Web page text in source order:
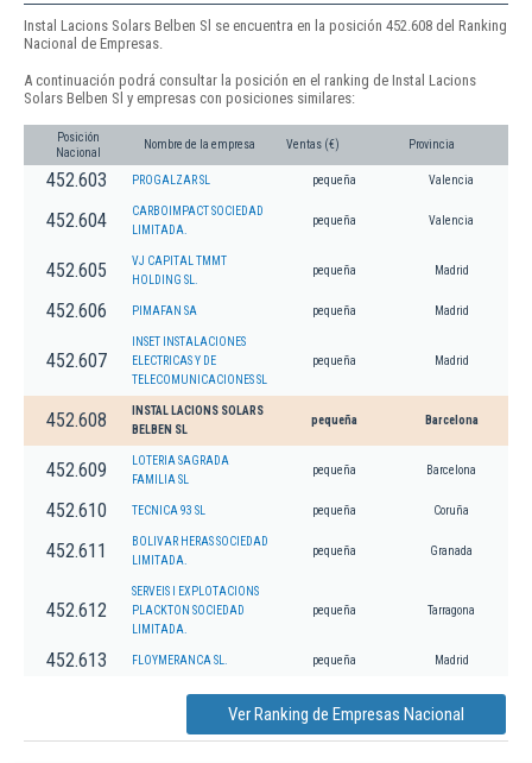
Instal Lacions Solars Belben Sl se encuentra en la posición 452.608 del Ranking
Nacional de Empresas.
A continuación podrá consultar la posición en el ranking de Instal Lacions
Solars Belben Sl y empresas con posiciones similares:
Posición
Nacional
Nombre de la empresa Ventas (€) Provincia
452.603 PROGALZAR SL pequeña Valencia
452.604
CARBOIMPACT SOCIEDAD
LIMITADA.
pequeña Valencia
452.605
VJ CAPITAL TMMT
HOLDING SL.
pequeña Madrid
452.606 PIMAFAN SA pequeña Madrid
452.607
INSET INSTALACIONES
ELECTRICAS Y DE
TELECOMUNICACIONES SL
pequeña Madrid
452.608
INSTAL LACIONS SOLARS
BELBEN SL
pequeña Barcelona
452.609
LOTERIA SAGRADA
FAMILIA SL
pequeña Barcelona
452.610 TECNICA 93 SL pequeña Coruña
452.611
BOLIVAR HERAS SOCIEDAD
LIMITADA.
pequeña Granada
452.612
SERVEIS I EXPLOTACIONS
PLACKTON SOCIEDAD
LIMITADA.
pequeña Tarragona
452.613 FLOYMERANCA SL. pequeña Madrid
Ver Ranking de Empresas Nacional